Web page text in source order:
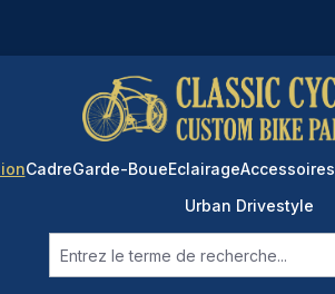
CadreGarde-BoueEclairageAccessoires
Urban Drivestyle